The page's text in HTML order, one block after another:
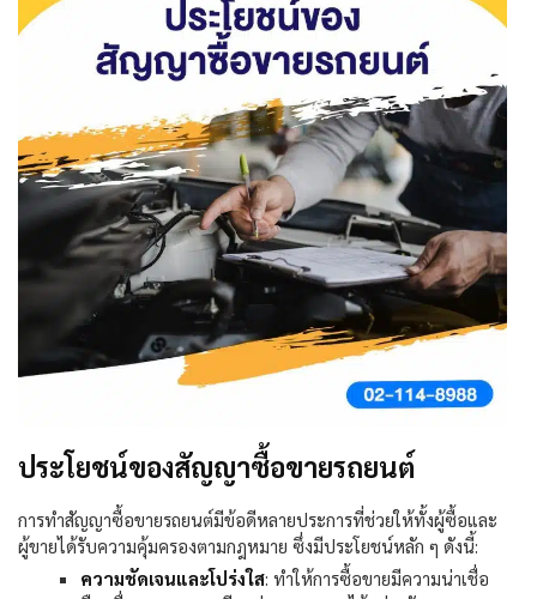
ประโยชน์ของสัญญาซื้อขายรถยนต์
การทำสัญญาซื้อขายรถยนต์มีข้อดีหลายประการที่ช่วยให้ทั้งผู้ซื้อและ
ผู้ขายได้รับความคุ้มครองตามกฎหมาย ซึ่งมีประโยชน์หลัก ๆ ดังนี้:
ความชัดเจนและโปร่งใส: ทำให้การซื้อขายมีความน่าเชื่อ